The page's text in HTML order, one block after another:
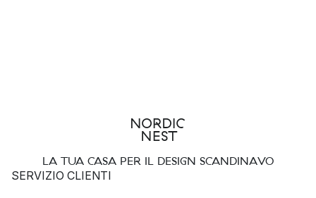
LA TUA CASA PER IL DESIGN SCANDINAVO
SERVIZIO CLIENTI